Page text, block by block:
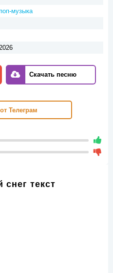
музыка
Скачать песню
Телеграм
текст